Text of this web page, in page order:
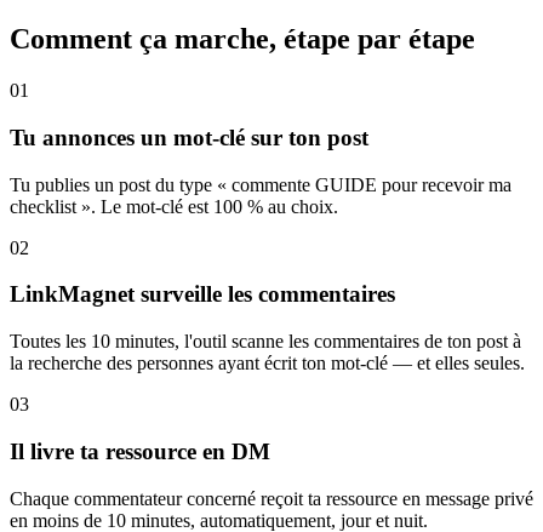
Comment ça marche, étape par étape
01
Tu annonces un mot-clé sur ton post
Tu publies un post du type « commente GUIDE pour recevoir ma
checklist ». Le mot-clé est 100 % au choix.
02
LinkMagnet surveille les commentaires
Toutes les 10 minutes, l'outil scanne les commentaires de ton post à
la recherche des personnes ayant écrit ton mot-clé — et elles seules.
03
Il livre ta ressource en DM
Chaque commentateur concerné reçoit ta ressource en message privé
en moins de 10 minutes, automatiquement, jour et nuit.